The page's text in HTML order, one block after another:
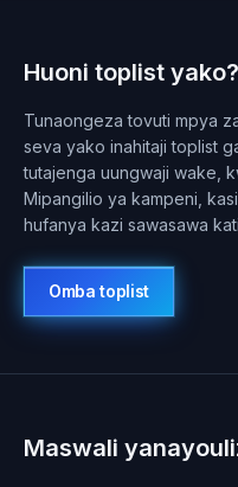
Huoni toplist yako?
Tunaongeza tovuti mpya
seva yako inahitaji toplist
tutajenga uungwaji wake,
Mipangilio ya kampeni,
hufanya kazi sawasawa
Omba toplist
Maswali